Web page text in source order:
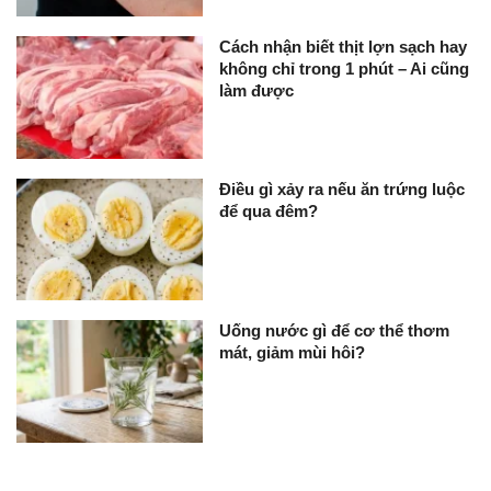
Cách nhận biết thịt lợn sạch hay
không chỉ trong 1 phút – Ai cũng
làm được
Điều gì xảy ra nếu ăn trứng luộc
để qua đêm?
Uống nước gì để cơ thể thơm
mát, giảm mùi hôi?